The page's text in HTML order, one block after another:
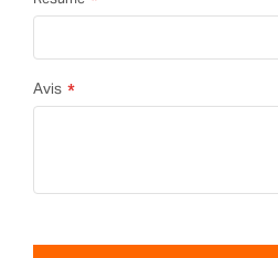
Avis